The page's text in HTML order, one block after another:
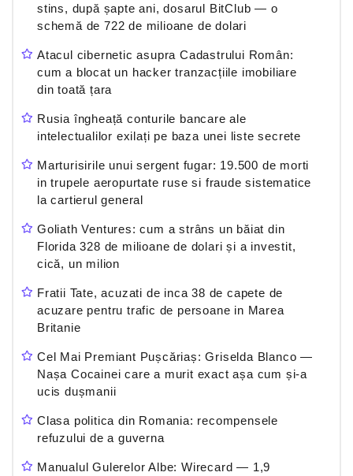
stins, după șapte ani, dosarul BitClub — o
schemă de 722 de milioane de dolari
Atacul cibernetic asupra Cadastrului Român:
cum a blocat un hacker tranzacțiile imobiliare
din toată țara
Rusia îngheață conturile bancare ale
intelectualilor exilați pe baza unei liste secrete
Marturisirile unui sergent fugar: 19.500 de morti
in trupele aeropurtate ruse si fraude sistematice
la cartierul general
Goliath Ventures: cum a strâns un băiat din
Florida 328 de milioane de dolari și a investit,
cică, un milion
Fratii Tate, acuzati de inca 38 de capete de
acuzare pentru trafic de persoane in Marea
Britanie
Cel Mai Premiant Pușcăriaș: Griselda Blanco —
Nașa Cocainei care a murit exact așa cum și-a
ucis dușmanii
Clasa politica din Romania: recompensele
refuzului de a guverna
Manualul Gulerelor Albe: Wirecard — 1,9